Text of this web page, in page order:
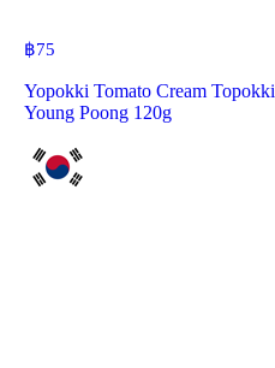
฿75
Yopokki Tomato Cream Topokki
Young Poong 120g